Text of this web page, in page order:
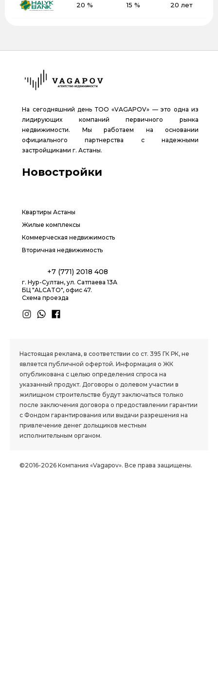
20 % 15 % 20 лет
На сегодняшний день ТОО «VAGAPOV» — это одна из
лидирующих компаний первичного рынка
недвижимости. Мы работаем на основании
официального партнерства с надежными
застройщиками г. Астаны.
Новостройки
Квартиры Астаны
Жилые комплексы
Коммерческая недвижимость
Вторичная недвижимость
+7 (771) 2018 408
г. Нур-Султан, ул. Сатпаева 13А
БЦ "ALCATO", офис 47.
Схема проезда
Настоящая реклама, в соответствии со ст. 395 ГК РК, не
является публичной офертой. Информация о ЖК
опубликована с целью определения спроса на
указанный продукт. Договоры о долевом участии в
жилищном строительстве будут заключаться только
после заключения договора о предоставлении гарантии
с Фондом гарантирования или выдачи разрешения на
привлечение денег дольщиков местным
исполнительным органом.
©2016-2026 Компания «Vagapov». Все права защищены.